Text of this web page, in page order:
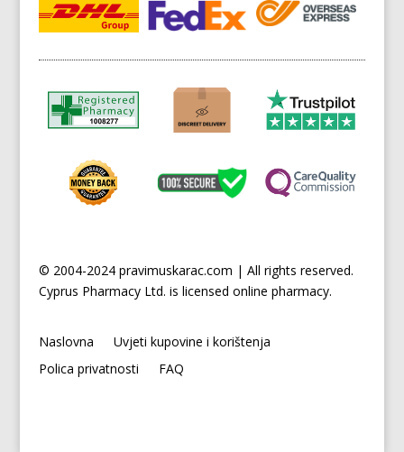
© 2004-2024 pravimuskarac.com | All rights reserved.
Cyprus Pharmacy Ltd. is licensed online pharmacy.
Naslovna
Uvjeti kupovine i korištenja
Polica privatnosti
FAQ